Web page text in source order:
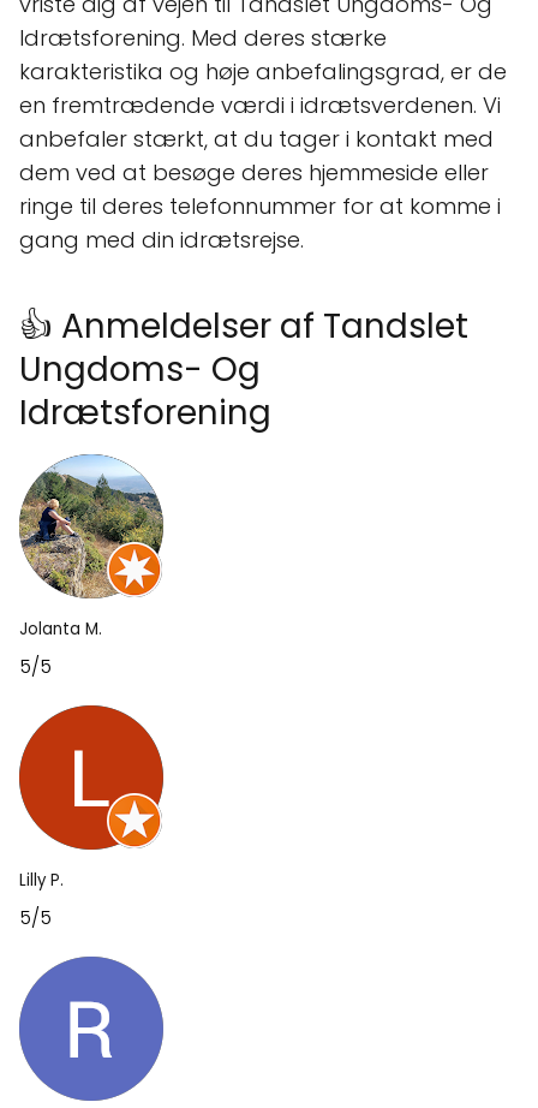
Idrætsforening. Med deres stærke
karakteristika og høje anbefalingsgrad, er de
en fremtrædende værdi i idrætsverdenen. Vi
anbefaler stærkt, at du tager i kontakt med
dem ved at besøge deres hjemmeside eller
ringe til deres telefonnummer for at komme i
gang med din idrætsrejse.
👍 Anmeldelser af Tandslet
Ungdoms- Og
Idrætsforening
Jolanta M.
5/5
Lilly P.
5/5